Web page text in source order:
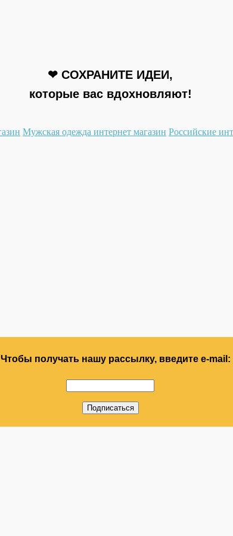
❤ СОХРАНИТЕ ИДЕИ,
которые вас вдохновляют!
Мужская одежда интернет магазин Российские
получать нашу рассылку, введите e-mail: